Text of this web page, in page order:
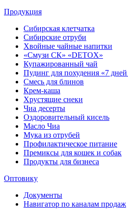
Продукция
Сибирская клетчатка
Сибирские отруби
Хвойные чайные напитки
«Смузи СК» «DETOX»
Купажированный чай
Пудинг для похудения «7
Смесь для блинов
Крем-каша
Хрустящие снеки
Чиа десерты
Оздоровительный кисель
Масло Чиа
Мука из отрубей
Профилактическое питание
Премиксы для кошек и собак
Продукты для бизнеса
Оптовику
Документы
Навигатор по каналам продаж